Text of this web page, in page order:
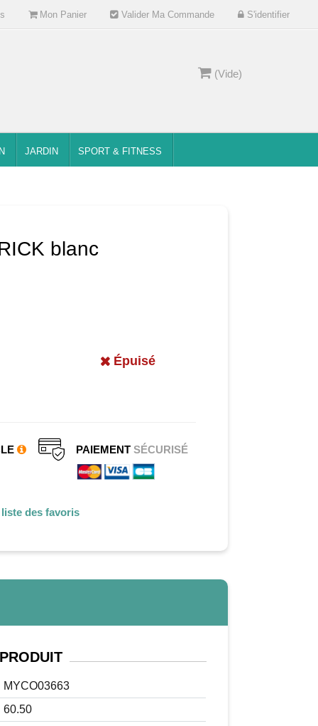
Mon Panier Valider Ma Commande S'identifier
(Vide)
JARDIN SPORT & FITNESS
blanc
Épuisé
PAIEMENTSÉCURISÉ
des favoris
MYCO03663
60.50